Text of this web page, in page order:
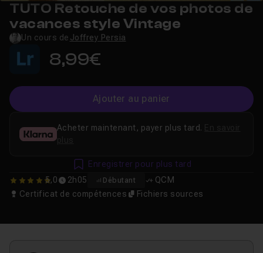
TUTO Retouche de vos photos de
vacances style Vintage
Un cours de Joffrey Persia
8,99€
Ajouter au panier
5 5,0 2h05 Débutant
QCM
Certificat de compétences
Fichiers sources
Acheter maintenant, payer plus tard.
plus
Enregistrer pour plus tard